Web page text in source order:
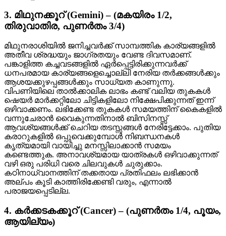
3. മിഥുനക്കൂറ് (Gemini) – (മകയിരം 1/2,
തിരുവാതിര, പുണർതം 3/4)
മിഥുനരാശിയിൽ ജനിച്ചവർക്ക് സാമ്പത്തിക കാര്യങ്ങളിൽ
അതീവ ശ്രദ്ധയും ജാഗ്രതയും വേണ്ട ദിവസമാണ്.
പങ്കാളിത്ത കച്ചവടങ്ങളിൽ ഏർപ്പെട്ടിരിക്കുന്നവർക്ക്
ധനപരമായ കാര്യങ്ങളെച്ചൊല്ലി നേരിയ തർക്കങ്ങൾക്കും
ആശയക്കുഴപ്പങ്ങൾക്കും സാധ്യത കാണുന്നു.
വിപണിയിലെ താൽക്കാലിക ലാഭം കണ്ട് വലിയ തുകകൾ
ഷെയർ മാർക്കറ്റിലോ ചിട്ടികളിലോ നിക്ഷേപിക്കുന്നത് ഇന്ന്
ഒഴിവാക്കണം. ലഭിക്കേണ്ട തുകകൾ സമയത്തിന് കൈകളിൽ
വന്നുചേരാൻ വൈകുന്നതിനാൽ ബിസിനസ്സ്
ആവശ്യങ്ങൾക്ക് ചെറിയ തടസ്സങ്ങൾ നേരിട്ടേക്കാം. പുതിയ
കരാറുകളിൽ ഒപ്പുവെക്കുമ്പോൾ നിബന്ധനകൾ
കൃത്യമായി വായിച്ചു മനസ്സിലാക്കാൻ സമയം
കണ്ടെത്തുക. അനാവശ്യമായ യാത്രകൾ ഒഴിവാക്കുന്നത്
വഴി ഒരു പരിധി വരെ ചിലവുകൾ ചുരുക്കാം.
കഠിനാധ്വാനത്തിന് തക്കതായ പ്രതിഫലം ലഭിക്കാൻ
അല്പം കൂടി കാത്തിരിക്കേണ്ടി വരും, എന്നാൽ
പരാജയപ്പെടില്ല.
4. കർക്കടകക്കൂറ് (Cancer) – (പുണർതം 1/4, പൂയം,
ആയില്യം)